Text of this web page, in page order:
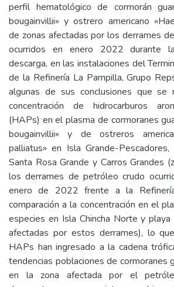
perfil hematológico de cormorán
bougainvillii» y ostrero americano
de zonas afectadas por los derrames
ocurridos en enero 2022 durante
descarga, en las instalaciones del
de la Refinería La Pampilla, Grupo
algunas de sus conclusiones que se
concentración de hidrocarburos
(HAPs) en el plasma de cormoranes
bougainvillii» y de ostreros
palliatus» en Isla Grande-
Santa Rosa Grande y Carros Grandes
los derrames de petróleo crudo
enero de 2022 frente a la
comparación a la concentración en el
especies en Isla Chincha Norte y
afectadas por estos derrames), lo
HAPs han ingresado a la cadena
tendencias poblaciones de cormoranes
en la zona afectada por el